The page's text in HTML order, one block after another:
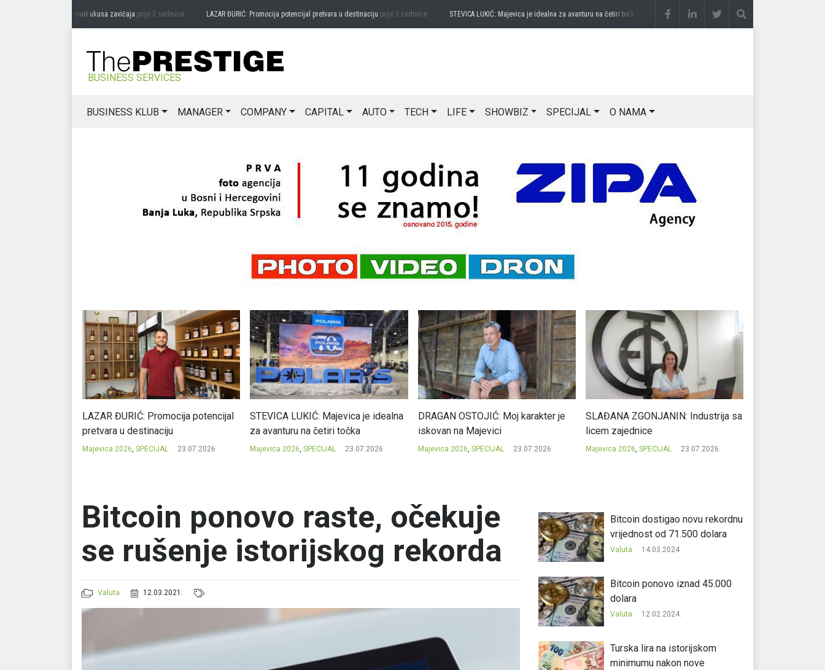
MIĆANOVIĆ: Čuvari ukusa zavičajaprije 3 sedmice LAZAR ĐURIĆ: Promocija potencijal pretvara u destinacijuprije 3 sedmice STEVICA LUKIĆ: Majevica je idealna za avanturu na četiri točkaprije 3 sedmice DRAGAN OSTOJIĆ: Moj karakter je
BUSINESS SERVICES
BUSINESS KLUB MANAGER COMPANY CAPITAL AUTO TECH LIFE SHOWBIZ SPECIJAL O NAMA
LAZAR ĐURIĆ: Promocija potencijal
pretvara u destinaciju
Majevica 2026, SPECIJAL 23.07.2026.
STEVICA LUKIĆ: Majevica je idealna
za avanturu na četiri točka
Majevica 2026, SPECIJAL 23.07.2026.
DRAGAN OSTOJIĆ: Moj karakter je
iskovan na Majevici
Majevica 2026, SPECIJAL 23.07.2026.
SLAĐANA ZGONJANIN: Industrija sa
licem zajednice
Majevica 2026, SPECIJAL 23.07.2026.
Bitcoin ponovo raste, očekuje
se rušenje istorijskog rekorda
Valuta 12.03.2021.
Bitcoin dostigao novu rekordnu
vrijednost od 71.500 dolara
Valuta 14.03.2024.
Bitcoin ponovo iznad 45.000
dolara
Valuta 12.02.2024.
Turska lira na istorijskom
minimumu nakon nove